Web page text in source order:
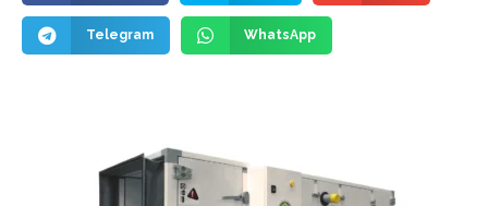
Telegram WhatsApp